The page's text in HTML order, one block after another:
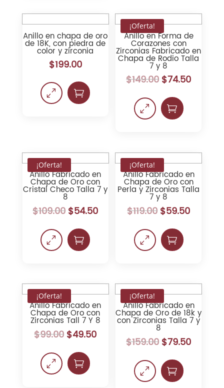
Anillo en chapa de oro
de 18K, con piedra de
color y zirconia
$199.00
0 
¡Oferta!
Anillo en Forma de
Corazones con
Zirconias Fabricado en
Chapa de Rodio Talla
7 y 8
$149.00 $74.50
0 
¡Oferta!
Anillo Fabricado en
Chapa de Oro con
Cristal Checo Talla 7 y
8
$109.00 $54.50
0 
¡Oferta!
Anillo Fabricado en
Chapa de Oro con
Perla y Zirconias Talla
7 y 8
$119.00 $59.50
0 
¡Oferta!
Anillo Fabricado en
Chapa de Oro con
Zirconias Tall 7 Y 8
$99.00 $49.50
0 
¡Oferta!
Anillo Fabricado en
Chapa de Oro de 18k y
con Zirconias Talla 7 y
8
$159.00 $79.50
0 